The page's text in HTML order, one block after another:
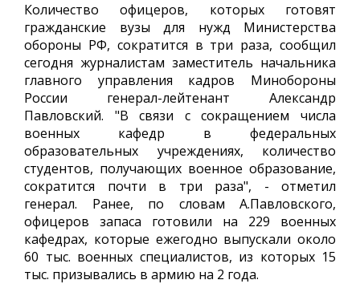
Количество офицеров, которых готовят
гражданские вузы для нужд Министерства
обороны РФ, сократится в три раза, сообщил
сегодня журналистам заместитель начальника
главного управления кадров Минобороны
России генерал-лейтенант Александр
Павловский. "В связи с сокращением числа
военных кафедр в федеральных
образовательных учреждениях, количество
студентов, получающих военное образование,
сократится почти в три раза", - отметил
генерал. Ранее, по словам А.Павловского,
офицеров запаса готовили на 229 военных
кафедрах, которые ежегодно выпускали около
60 тыс. военных специалистов, из которых 15
тыс. призывались в армию на 2 года.